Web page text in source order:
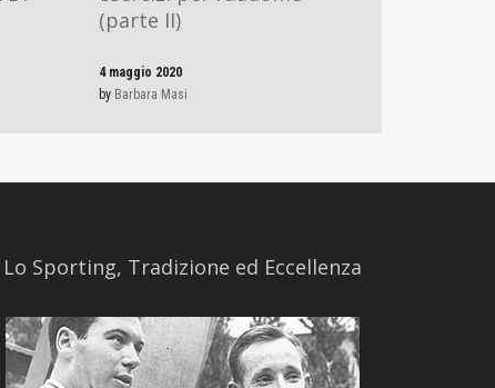
(parte II)
4 maggio 2020
by Barbara Masi
​Lo Sporting, Tradizione ed Eccellenza